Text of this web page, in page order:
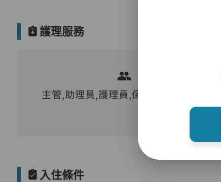
護理服務
主管,助理員,護理員,保健員,到診醫生
入住條件